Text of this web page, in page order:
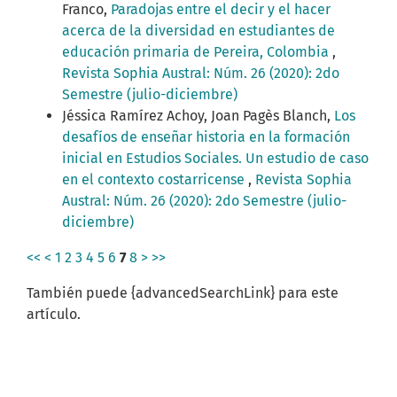
Franco, Paradojas entre el decir y el hacer
acerca de la diversidad en estudiantes de
educación primaria de Pereira, Colombia ,
Revista Sophia Austral: Núm. 26 (2020): 2do
Semestre (julio-diciembre)
Jéssica Ramírez Achoy, Joan Pagès Blanch, Los
desafíos de enseñar historia en la formación
inicial en Estudios Sociales. Un estudio de caso
en el contexto costarricense , Revista Sophia
Austral: Núm. 26 (2020): 2do Semestre (julio-
diciembre)
<< < 1 2 3 4 5 6 7 8 > >>
También puede {advancedSearchLink} para este
artículo.